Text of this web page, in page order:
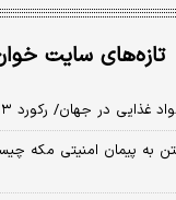
تازه‌های سایت
در جهان/ رکورد ۳ ساله شکسته شد
به پیمان امنیتی مکه